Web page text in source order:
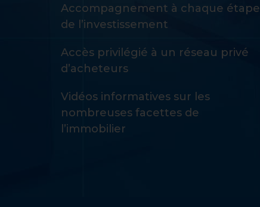
Accompagnement à chaque étape
de l’investissement
Accès privilégié à un réseau privé
d’acheteurs
Vidéos informatives sur les
nombreuses facettes de
l’immobilier